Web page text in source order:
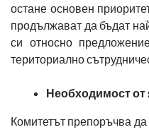
остане основен
продължават да бъдат
си относно
териториално
Необходимост от
Комитетът препоръчва